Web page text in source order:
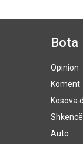
Bota
Opinion
Koment
Kosova
Auto